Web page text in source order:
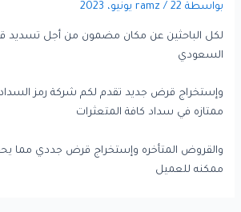
بواسطة ramz/ 22 يونيو، 2023
ﻟﻜﻞ اﻟﺒﺎﺣﺜﻴﻦ ﻋﻦ ﻣﻜﺎن ﻣﻀﻤﻮن ﻣﻦ أﺟﻞ ﺗﺴﺪﻳﺪ
اﻟﺴﻌﻮدي
وإﺳﺘﺨﺮاج ﻗﺮض ﺟﺪﻳﺪ ﺗﻘﺪم ﻟﻜﻢ ﺷﺮﻛﺔ رﻣﺰ
ﻣﻤﺘﺎزه ﻓﻲ ﺳﺪاد ﻛﺎﻓﺔ اﻟﻤﺘﻌﺜﺮات
واﻟﻘﺮوض اﻟﻤﺘﺄﺧﺮه وإﺳﺘﺨﺮاج ﻗﺮض ﺟﺪدي ﻣﻤﺎ
ﻣﻤﻜﻨﻪ ﻟﻠﻌﻤﻴﻞ